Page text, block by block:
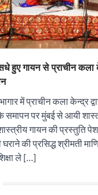
हुए गायन से प्राचीन कला
में प्राचीन कला केन्द्र
समापन पर मुंबई से आयी
शास्त्रीय गायन की प्रस्तुति
की प्रसिद्ध श्रीमती
ले […]
सोलर एनर्जी वेंडर्स एसोसिएशन
परियोजनाओं की बाधाओं को दूर
और एमएनआरई के उच्च
₹227 करोड़ का ‘टेबल एजेंडा
सबूत : एच.एस. लक्की
City uday August 6,
इंडियन नेशनल थियेटर द्वारा 9 अगस्त
संगीत संध्या 2026’ का आयोजन
पारस हेल्थ पंचकूला ने ‘तिरंगा